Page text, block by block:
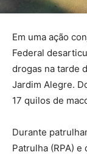
Em uma ação
Federal
drogas na tarde
Jardim Alegre.
17 quilos de
Durante
Patrulha (RPA)